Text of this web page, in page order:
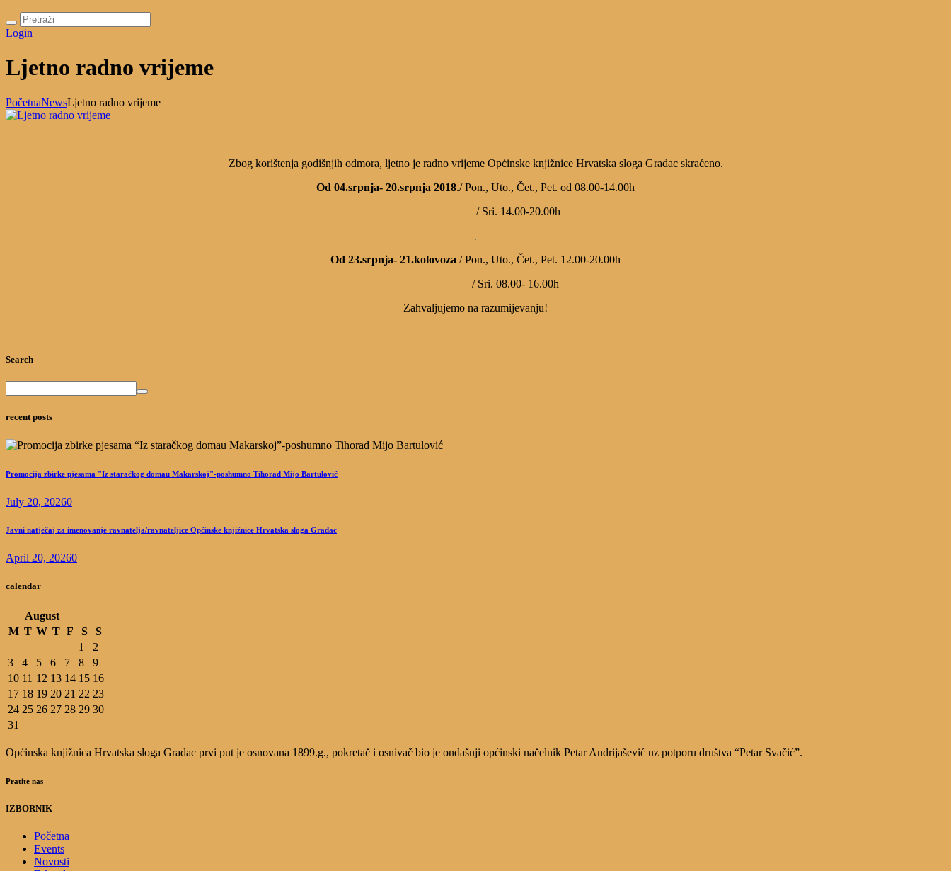
Login
Ljetno radno vrijeme
PočetnaNewsLjetno radno vrijeme
Zbog korištenja godišnjih odmora, ljetno je radno vrijeme Općinske knjižnice Hrvatska sloga Gradac skraćeno.
Od 04.srpnja- 20.srpnja 2018./ Pon., Uto., Čet., Pet. od 08.00-14.00h
/ Sri. 14.00-20.00h
Od 23.srpnja- 21.kolovoza / Pon., Uto., Čet., Pet. 12.00-20.00h
/ Sri. 08.00- 16.00h
Zahvaljujemo na razumijevanju!
Search
recent posts
Promocija zbirke pjesama "Iz staračkog domau Makarskoj"-poshumno Tihorad Mijo Bartulović
July 20, 20260
Javni natječaj za imenovanje ravnatelja/ravnateljice Općinske knjižnice Hrvatska sloga Gradac
April 20, 20260
calendar
August
M T W T F S
S
1
2
3
4 5 6 7 8
9
10 11 12 13 14 15 16
17 18 19 20 21 22 23
24 25 26 27 28 29 30
31
Općinska knjižnica Hrvatska sloga Gradac prvi put je osnovana 1899.g., pokretač i osnivač bio je ondašnji općinski načelnik Petar Andrijašević uz potporu društva “Petar Svačić”.
Pratite nas
IZBORNIK
Početna
Events
Novosti